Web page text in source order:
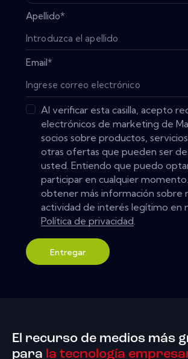
Apellido*
Email*
Al verificar esta casilla, acepto
electrónicos de marketing de
socios sobre productos,
otras ofertas que pueden ser
usted. Entiendo que puedo
participar en cualquier
obtener más información sobre
actividad de interés legítimo en
Política de privacidad
Entregar
El recurso de medios más
para la tecnología